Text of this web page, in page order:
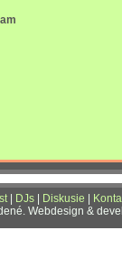
| DJs Diskusie
Webdesign &